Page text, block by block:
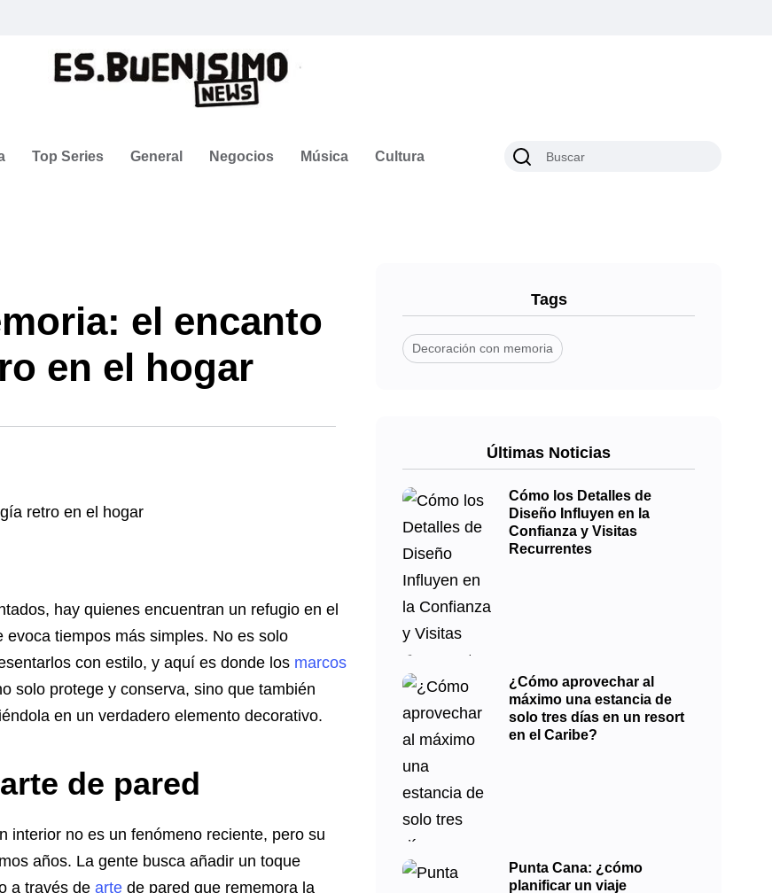
Top Series General Negocios Música Cultura
el encanto
en el hogar
hay quienes encuentran un refugio en el
tiempos más simples. No es solo
con estilo, y aquí es donde los marcos
solo protege y conserva, sino que también
en un verdadero elemento decorativo.
de pared
interior no es un fenómeno reciente, pero su
años. La gente busca añadir un toque
a través de arte de pared que rememora la
Tags
Decoración con memoria
Últimas Noticias
Cómo los Detalles de
Diseño Influyen en la
Confianza y Visitas
Recurrentes
¿Cómo aprovechar al
máximo una estancia de
solo tres días en un resort
en el Caribe?
Punta Cana: ¿cómo
planificar un viaje